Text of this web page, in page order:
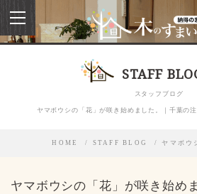
toggle
navigation
STAFF
スタッフブログ
ヤマボウシの「花」が咲き始めました。｜千葉の
HOME STAFF BLOG ヤマボウ
ヤマボウシの「花」が咲き始め